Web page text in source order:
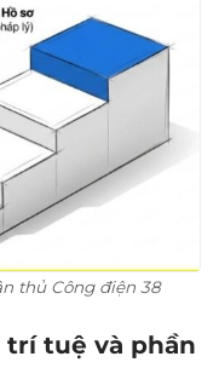
thủ Công điện 38
trí tuệ và phần